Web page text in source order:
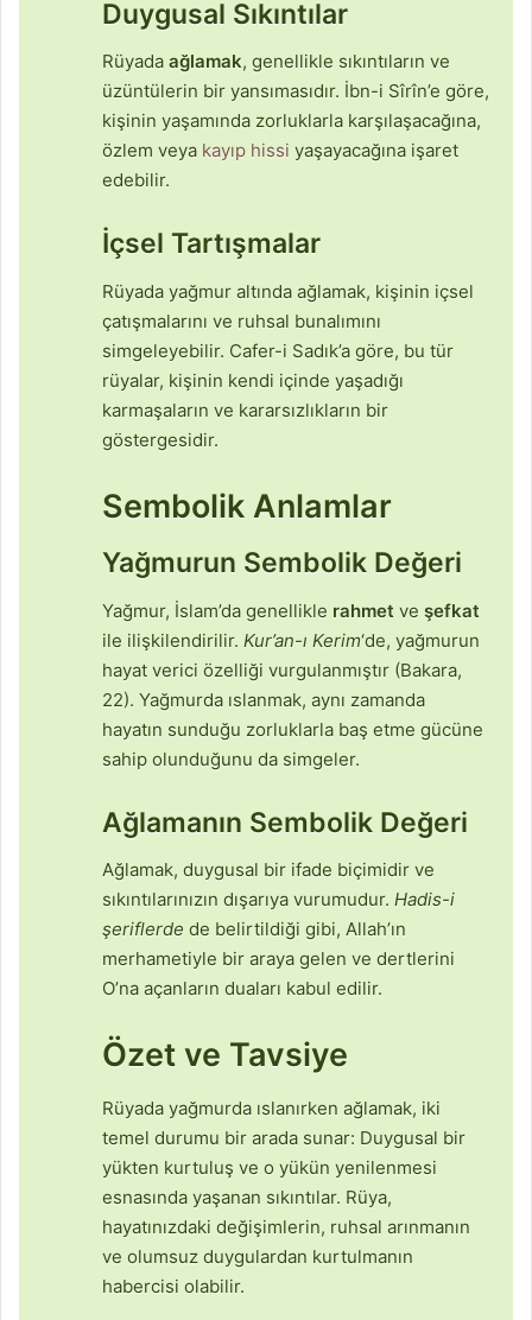
Duygusal Sıkıntılar
Rüyada ağlamak, genellikle sıkıntıların ve
üzüntülerin bir yansımasıdır. İbn-i Sîrîn’e göre,
kişinin yaşamında zorluklarla karşılaşacağına,
özlem veya kayıp hissi yaşayacağına işaret
edebilir.
İçsel Tartışmalar
Rüyada yağmur altında ağlamak, kişinin içsel
çatışmalarını ve ruhsal bunalımını
simgeleyebilir. Cafer-i Sadık’a göre, bu tür
rüyalar, kişinin kendi içinde yaşadığı
karmaşaların ve kararsızlıkların bir
göstergesidir.
Sembolik Anlamlar
Yağmurun Sembolik Değeri
Yağmur, İslam’da genellikle rahmet ve şefkat
ile ilişkilendirilir. Kur’an-ı Kerim‘de, yağmurun
hayat verici özelliği vurgulanmıştır (Bakara,
22). Yağmurda ıslanmak, aynı zamanda
hayatın sunduğu zorluklarla baş etme gücüne
sahip olunduğunu da simgeler.
Ağlamanın Sembolik Değeri
Ağlamak, duygusal bir ifade biçimidir ve
sıkıntılarınızın dışarıya vurumudur. Hadis-i
şeriflerde de belirtildiği gibi, Allah’ın
merhametiyle bir araya gelen ve dertlerini
O’na açanların duaları kabul edilir.
Özet ve Tavsiye
Rüyada yağmurda ıslanırken ağlamak, iki
temel durumu bir arada sunar: Duygusal bir
yükten kurtuluş ve o yükün yenilenmesi
esnasında yaşanan sıkıntılar. Rüya,
hayatınızdaki değişimlerin, ruhsal arınmanın
ve olumsuz duygulardan kurtulmanın
habercisi olabilir.